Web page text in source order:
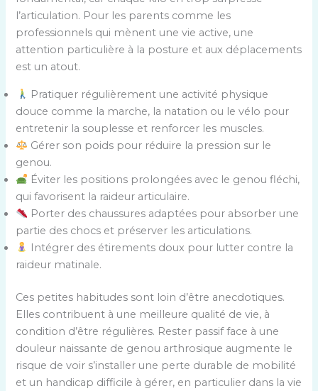
l’articulation. Pour les parents comme les
professionnels qui mènent une vie active, une
attention particulière à la posture et aux déplacements
est un atout.
Pratiquer régulièrement une activité physique
douce comme la marche, la natation ou le vélo pour
entretenir la souplesse et renforcer les muscles.
Gérer son poids pour réduire la pression sur le
genou.
Éviter les positions prolongées avec le genou fléchi,
qui favorisent la raideur articulaire.
Porter des chaussures adaptées pour absorber une
partie des chocs et préserver les articulations.
Intégrer des étirements doux pour lutter contre la
raideur matinale.
Ces petites habitudes sont loin d’être anecdotiques.
Elles contribuent à une meilleure qualité de vie, à
condition d’être régulières. Rester passif face à une
douleur naissante de genou arthrosique augmente le
risque de voir s’installer une perte durable de mobilité
et un handicap difficile à gérer, en particulier dans la vie